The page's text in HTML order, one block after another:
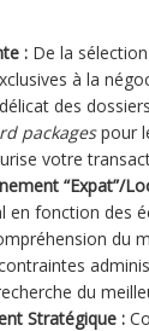
: De la
à la
des
packagespour
votre
“Expat”/
en fonction des
du
du
Stratégique :